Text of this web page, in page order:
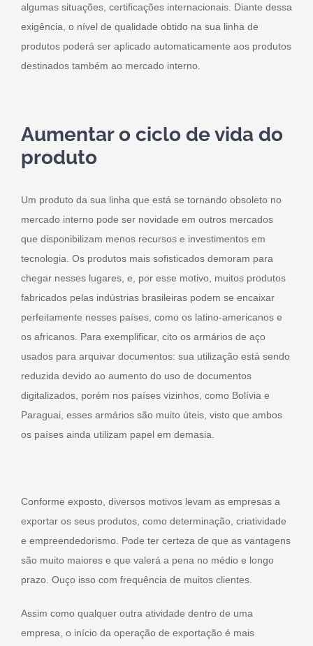
algumas situações, certificações internacionais. Diante dessa
exigência, o nível de qualidade obtido na sua linha de
produtos poderá ser aplicado automaticamente aos produtos
destinados também ao mercado interno.
Aumentar o ciclo de vida do
produto
Um produto da sua linha que está se tornando obsoleto no
mercado interno pode ser novidade em outros mercados
que disponibilizam menos recursos e investimentos em
tecnologia. Os produtos mais sofisticados demoram para
chegar nesses lugares, e, por esse motivo, muitos produtos
fabricados pelas indústrias brasileiras podem se encaixar
perfeitamente nesses países, como os latino-americanos e
os africanos. Para exemplificar, cito os armários de aço
usados para arquivar documentos: sua utilização está sendo
reduzida devido ao aumento do uso de documentos
digitalizados, porém nos países vizinhos, como Bolívia e
Paraguai, esses armários são muito úteis, visto que ambos
os países ainda utilizam papel em demasia.
Conforme exposto, diversos motivos levam as empresas a
exportar os seus produtos, como determinação, criatividade
e empreendedorismo. Pode ter certeza de que as vantagens
são muito maiores e que valerá a pena no médio e longo
prazo. Ouço isso com frequência de muitos clientes.
Assim como qualquer outra atividade dentro de uma
empresa, o início da operação de exportação é mais